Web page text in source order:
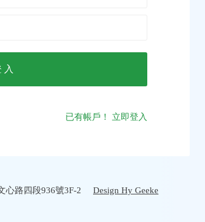
入
已有帳戶！ 立即登入
心路四段936號3F-2 Design Hy Geeke